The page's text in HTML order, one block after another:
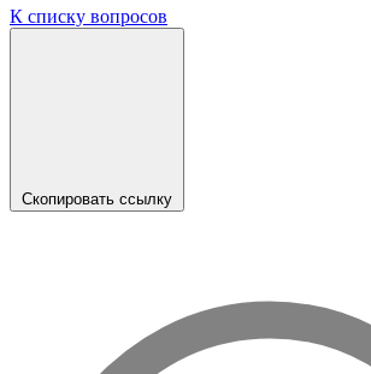
К списку вопросов
Скопировать ссылку